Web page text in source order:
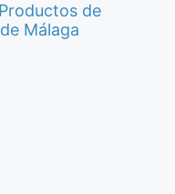
de
Málaga